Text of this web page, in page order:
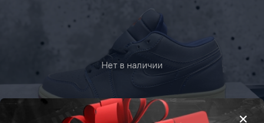
Нет в наличии